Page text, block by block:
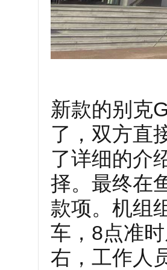
新款的别克
了，双方直
了详细的介
择。最终在
款项。机组
车，8点准
右，工作人